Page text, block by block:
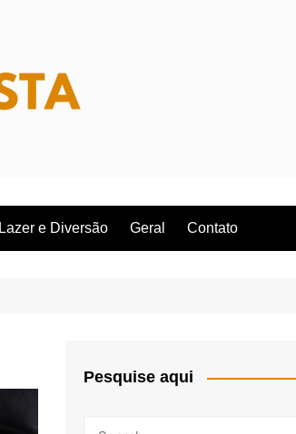
Lazer e Diversão Geral Contato
Pesquise aqui